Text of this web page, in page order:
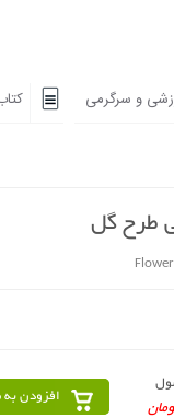
و سرگرمی
طرح گل
افزودن